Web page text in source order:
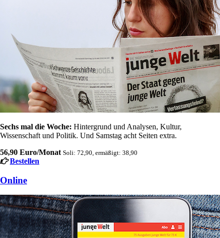
Sechs mal die Woche: Hintergrund und Analysen, Kultur,
Wissenschaft und Politik. Und Samstag acht Seiten extra.
56,90 Euro/Monat Soli: 72,90, ermäßigt: 38,90
Bestellen
Online